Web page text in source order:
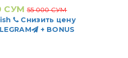
СУМ 55 000 СУМ
Снизить цену
+ BONUS